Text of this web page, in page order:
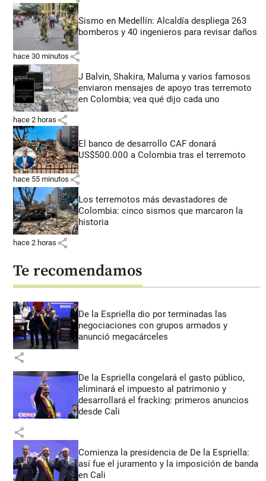
Sismo en Medellín: Alcaldía despliega 263
bomberos y 40 ingenieros para revisar daños
hace 30 minutos share
J Balvin, Shakira, Maluma y varios famosos
enviaron mensajes de apoyo tras terremoto
en Colombia; vea qué dijo cada uno
hace 2 horas share
El banco de desarrollo CAF donará
US$500.000 a Colombia tras el terremoto
hace 55 minutos share
Los terremotos más devastadores de
Colombia: cinco sismos que marcaron la
historia
hace 2 horas share
Te recomendamos
De la Espriella dio por terminadas las
negociaciones con grupos armados y
anunció megacárceles
share
De la Espriella congelará el gasto público,
eliminará el impuesto al patrimonio y
desarrollará el fracking: primeros anuncios
desde Cali
share
Comienza la presidencia de De la Espriella:
así fue el juramento y la imposición de banda
en Cali